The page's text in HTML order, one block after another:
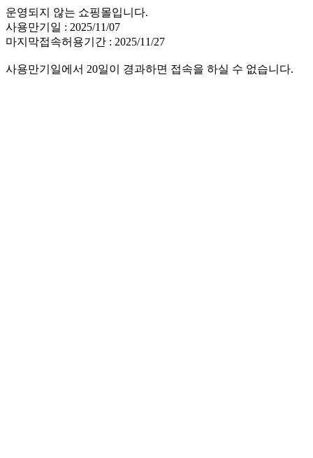
운영되지 않는 쇼핑몰입니다.
사용만기일 : 2025/11/07
마지막접속허용기간 : 2025/11/27
사용만기일에서 20일이 경과하면 접속을 하실 수 없습니다.